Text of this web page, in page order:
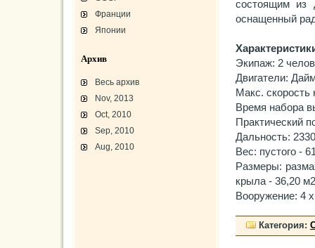
состоящим из
оснащенный
Экипаж: 2
Двигатели:
Макс. скорость
Время набора
Практический
Дальность:
Вес: пустого -
Размеры:
крыла - 36,20 м2
Вооружение: 4
Категория:
Франции
Японии
Архив
Весь архив
Nov, 2013
Oct, 2010
Sep, 2010
Aug, 2010